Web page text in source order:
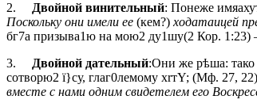
2.
Двойной винительный: Понеже
Поскольку они имели ее (кем?) ходатаицей
бг7а призыва1ю на мою2 ду1шу(2 Кор.
3.
Двойной дательный:Они же рѣша: тако
сотворю2 ї}су, глаг0лемому хrтY; (Мф. 27,
вместе с нами одним свидетелем его